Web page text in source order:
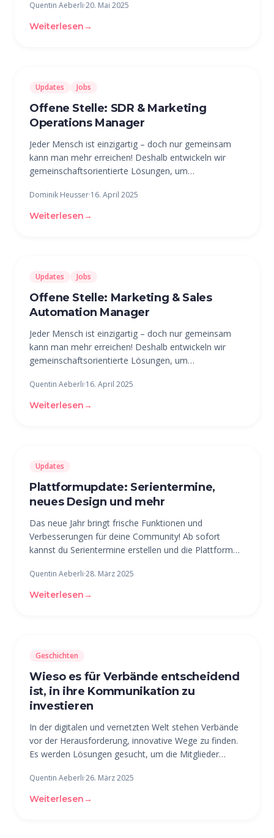
Begriff der «Nachbarschaft» komplexer und
dynamischer als je zuvor. Doch wie kann
Quentin Aeberli·20. Mai 2025
Weiterlesen →
Updates Jobs
Offene Stelle: SDR & Marketing
Operations Manager
Jeder Mensch ist einzigartig – doch nur gemeinsam
kann man mehr erreichen! Deshalb entwickeln wir
gemeinschaftsorientierte Lösungen, um
aktiven Mitgliederbasis zu helfen. Im Zentrum unserer
Firma steht die beUnity-Plattform, welche
Dominik Heusser·16. April 2025
Weiterlesen →
Updates Jobs
Offene Stelle: Marketing & Sales
Automation Manager
Jeder Mensch ist einzigartig – doch nur gemeinsam
kann man mehr erreichen! Deshalb entwickeln wir
gemeinschaftsorientierte Lösungen, um
aktiven Mitgliederbasis zu helfen. Im Zentrum unserer
Firma steht die beUnity-Plattform, welche
Quentin Aeberli·16. April 2025
Weiterlesen →
Updates
Plattformupdate: Serientermine,
neues Design und mehr
Das neue Jahr bringt frische Funktionen und
Verbesserungen für deine Community! Ab sofort
kannst du Serientermine erstellen und die Plattform
und übersichtlicher Die beUnity-Plattform erscheint in
einem modernen Hellblau.
Quentin Aeberli·28. März 2025
Weiterlesen →
Geschichten
Wieso es für Verbände entscheidend
ist, in ihre Kommunikation zu
investieren
In der digitalen und vernetzten Welt stehen Verbände
vor der Herausforderung, innovative Wege zu finden.
Es werden Lösungen gesucht, um die Mitglieder
auch in der heutigen Zeit zu unterstreichen. Ein
leuchtendes Beispiel für das
Quentin Aeberli·26. März 2025
Weiterlesen →